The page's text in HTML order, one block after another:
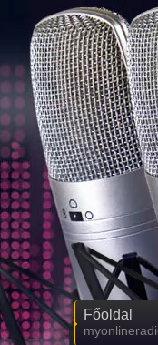
Főoldal